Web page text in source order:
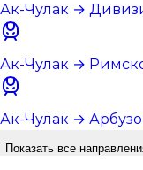
Ак-Чулак →
Ак-Чулак →
Ак-Чулак →
Показать все